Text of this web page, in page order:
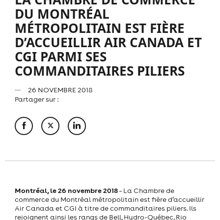
DU MONTRÉAL
MÉTROPOLITAIN EST FIÈRE
D’ACCUEILLIR AIR CANADA ET
CGI PARMI SES
COMMANDITAIRES PILIERS
26 NOVEMBRE 2018
Partager sur :
Montréal, le 26 novembre 2018– La Chambre de
commerce du Montréal métropolitain est fière d’accueillir
Air Canada et CGI à titre de commanditaires piliers. Ils
rejoignent ainsi les rangs de Bell, Hydro-Québec, Rio